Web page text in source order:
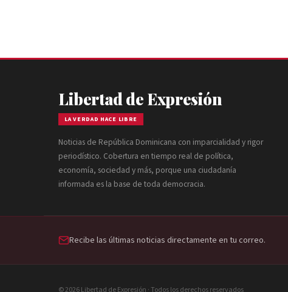
Libertad de Expresión
LA VERDAD HACE LIBRE
Noticias de República Dominicana con imparcialidad y rigor
periodístico. Cobertura en tiempo real de política,
economía, sociedad y más, porque una ciudadanía
informada es la base de toda democracia.
Recibe las últimas noticias directamente en tu correo.
© 2026 Libertad de Expresión · Todos los derechos reservados